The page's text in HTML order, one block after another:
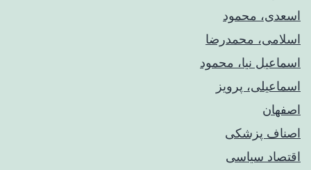
اسعدی، محمود
اسلامی، محمدرضا
اسماعیل نیا، محمود
اسماعیلی، پرویز
اصفهان
اصناف پزشکی
اقتصاد سیاسی